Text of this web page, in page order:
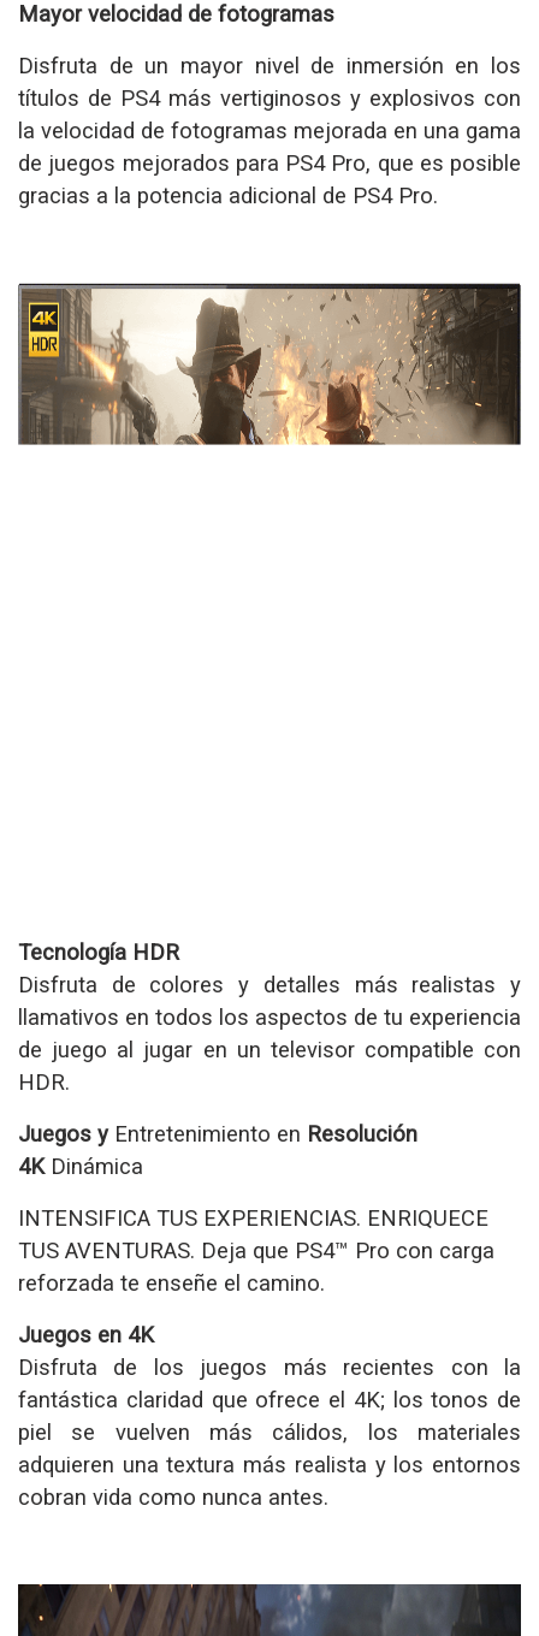
Mayor velocidad de fotogramas
Disfruta de un mayor nivel de inmersión en los
títulos de PS4 más vertiginosos y explosivos con
la velocidad de fotogramas mejorada en una gama
de juegos mejorados para PS4 Pro, que es posible
gracias a la potencia adicional de PS4 Pro.
Tecnología HDR
Disfruta de colores y detalles más realistas y
llamativos en todos los aspectos de tu experiencia
de juego al jugar en un televisor compatible con
HDR.
Juegos y Entretenimiento en Resolución
4K Dinámica
INTENSIFICA TUS EXPERIENCIAS. ENRIQUECE
TUS AVENTURAS. Deja que PS4™ Pro con carga
reforzada te enseñe el camino.
Juegos en 4K
Disfruta de los juegos más recientes con la
fantástica claridad que ofrece el 4K; los tonos de
piel se vuelven más cálidos, los materiales
adquieren una textura más realista y los entornos
cobran vida como nunca antes.